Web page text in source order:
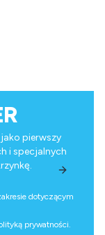
pierwszy
i specjalnych
dotyczącym
prywatności.